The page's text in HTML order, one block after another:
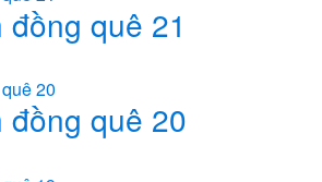
quê 21
đồng quê 20